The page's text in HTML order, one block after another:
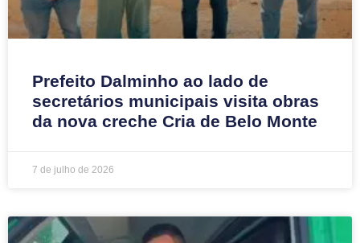
Prefeito Dalminho ao lado de
secretários municipais visita obras
da nova creche Cria de Belo Monte
7 de julho de 2026